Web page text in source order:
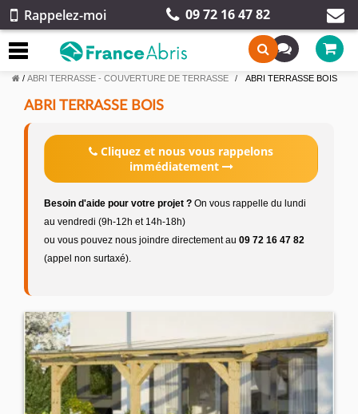
Rappelez-moi 09 72 16 47 82
/ ABRI TERRASSE - COUVERTURE DE TERRASSE ABRI TERRASSE BOIS
ABRI TERRASSE BOIS
Cliquez et nous vous rappelons
immédiatement
Besoin d'aide pour votre projet ? On vous rappelle du lundi
au vendredi (9h-12h et 14h-18h)
ou vous pouvez nous joindre directement au 09 72 16 47 82
(appel non surtaxé).